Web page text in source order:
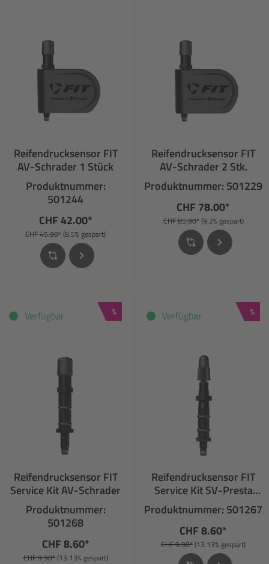
Reifendrucksensor FIT
AV-Schrader 1 Stück
Produktnummer:
501244
CHF 42.00*
CHF 45.90*(8.5% gespart)
Reifendrucksensor FIT
AV-Schrader 2 Stk.
Produktnummer: 501229
CHF 78.00*
CHF 85.90*(9.2% gespart)
Rabatt
%
Verfügbar
Reifendrucksensor FIT
Service Kit AV-Schrader
Produktnummer:
501268
CHF 8.60*
CHF 9.90*(13.13% gespart)
%
Verfügbar
Reifendrucksensor FIT
Service Kit SV-Presta
Sclaverand
Produktnummer: 501267
CHF 8.60*
CHF 9.90*(13.13% gespart)